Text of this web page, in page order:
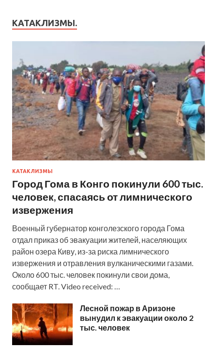
КАТАКЛИЗМЫ.
КАТАКЛИЗМЫ
Город Гома в Конго покинули 600 тыс.
человек, спасаясь от лимнического
извержения
Военный губернатор конголезского города Гома
отдал приказ об эвакуации жителей, населяющих
район озера Киву, из-за риска лимнического
извержения и отравления вулканическими газами.
Около 600 тыс. человек покинули свои дома,
сообщает RT. Video received: …
Лесной пожар в Аризоне
вынудил к эвакуации около 2
тыс. человек